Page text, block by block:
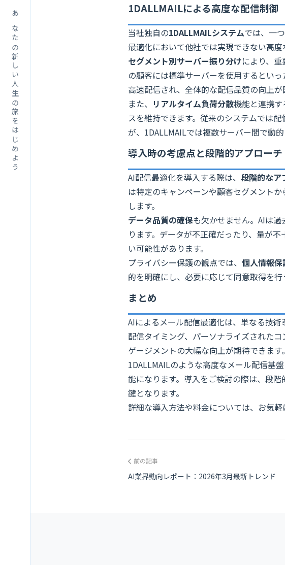
あなたの新しい人生の旅をはじめよう
1DALLMAILによる高度な配信制御
当社独自の1DALLMAILシステムでは、一
最適化において他社では実現できない高度
セグメント別サーバー振り分けにより、
の顧客には標準サーバーを使用するとい
高速配信され、全体的な配信品質の向上が
また、 リアルタイム負荷分散機能と連携
スを維持できます。従来のシステムでは
が、1DALLMAILでは複数サーバー間で動
導入時の考慮点と段階的アプローチ
AI配信最適化を導入する際は、 段階的なア
は特定のキャンペーンや顧客セグメント
します。
データ品質の確保も欠かせません。AIは
ります。データが不正確だったり、量が
い可能性があります。
プライバシー保護の観点では、 個人情報
的を明確にし、必要に応じて同意取得を
まとめ
AIによるメール配信最適化は、単なる技術
配信タイミング、パーソナライズされた
ゲージメントの大幅な向上が期待できます。
1DALLMAILのような高度なメール配信基
能になります。導入をご検討の際は、段
鍵となります。
詳細な導入方法や料金については、お気軽
前の記事
AI業界動向レポート：2026年3月最新トレンド